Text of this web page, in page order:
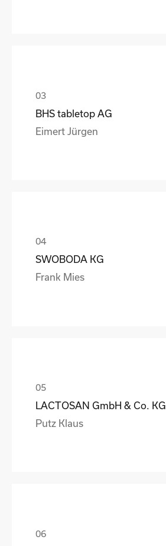
BHS tabletop AG
Eimert Jürgen
SWOBODA KG
Frank Mies
LACTOSAN GmbH & Co. KG
Putz Klaus